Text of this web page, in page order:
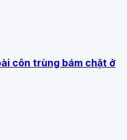
côn trùng bám chặt ở